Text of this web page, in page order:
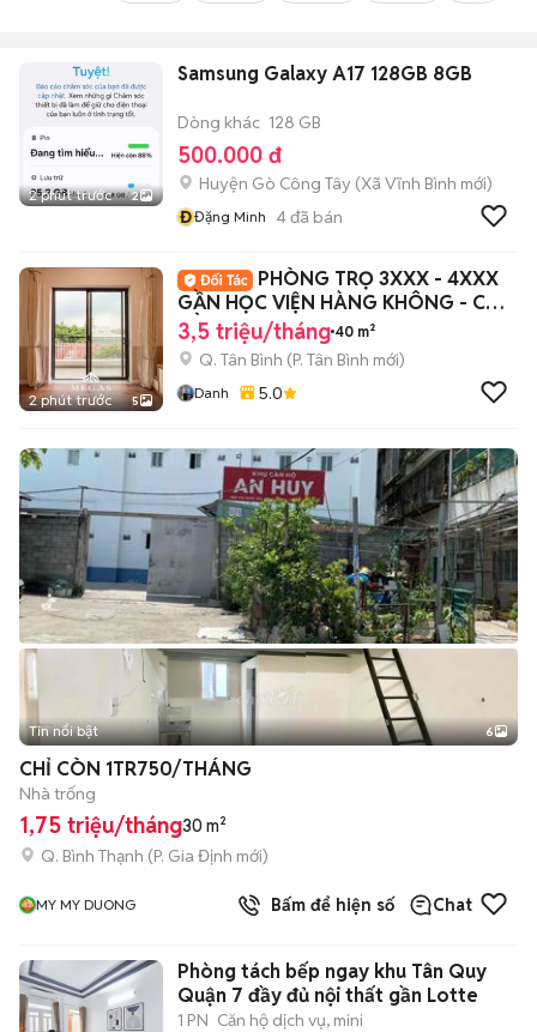
2 phút trước 2
Samsung Galaxy A17 128GB 8GB
Dòng khác 128 GB
500.000 đ
Huyện Gò Công Tây (Xã Vĩnh Bình mới)
ĐĐặng Minh 4đã bán
2 phút trước 5
PHÒNG TRỌ 3XXX - 4XXX
GẦN HỌC VIỆN HÀNG KHÔNG - CAO
ĐẲNG Y PNT
3,5 triệu/tháng 40 m²
Q. Tân Bình (P. Tân Bình mới)
Danh 5.0
+2
Tin nổi bật 6
CHỈ CÒN 1TR750/THÁNG
Nhà trống
1,75 triệu/tháng30 m²
Q. Bình Thạnh (P. Gia Định mới)
MY MY DUONG Bấm để hiện số Chat
Phòng tách bếp ngay khu Tân Quy
Quận 7 đầy đủ nội thất gần Lotte
1 PN Căn hộ dịch vụ, mini